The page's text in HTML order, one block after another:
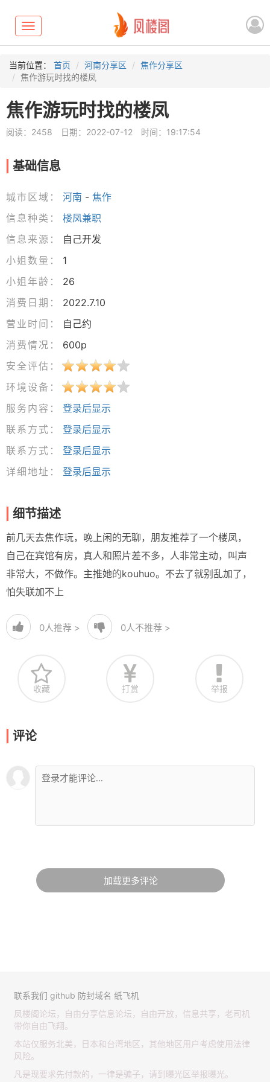
Toggle
navigation
当前位置： 首页 河南分享区
焦作分享区
焦作游玩时找的楼凤
焦作游玩时找的楼凤
阅读：2458 日期：2022-07-12 时间：19:17:54
基础信息
城市区域： 河南 - 焦作
信息种类：
楼凤兼职
信息来源：
自己开发
小姐数量：
1
小姐年龄：
26
消费日期：
2022.7.10
营业时间：
自己约
消费情况：
600p
安全评估：
环境设备：
服务内容：
登录后显示
联系方式：
登录后显示
联系方式：
登录后显示
详细地址：
登录后显示
细节描述
前几天去焦作玩，晚上闲的无聊，朋友推荐了一个楼凤，
自己在宾馆有房，真人和照片差不多，人非常主动，叫声
非常大，不做作。主推她的kouhuo。不去了就别乱加了，
怕失联加不上
0人推荐 > 0人不推荐 >
收藏 打赏 举报
评论
加载更多评论
联系我们 github 防封域名 纸飞机
凤楼阁论坛，自由分享信息论坛，自由开放，信息共享，老司机
带你自由飞翔。
本站仅服务北美，日本和台湾地区，其他地区用户考虑使用法律
风险。
凡是现要求先付款的，一律是骗子，请到曝光区举报曝光。